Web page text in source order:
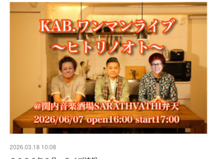
2026.03.18 10:08